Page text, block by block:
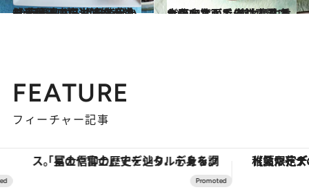
2022.4.10
【大阪・庄内】姉妹が営む 喜界島ざらめを使った焼き菓子工房 祖母と母から受け継いだ滋味を追求
グルメ 2022.2.12
大阪・箕面で 徳之島生まれの店主が手作りする 香り豊かなよもぎ餅専門店
グルメ
FEATURE
フィーチャー記事
「星のや富士」でデジタルデトックス。冨士信仰の歴史を辿り、心身を調える。 【夏限定ディナーコース】旬を